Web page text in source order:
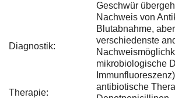
Geschwür
Diagnostik:
Nachweis von
Blutabnahme,
verschiedenste
mikrobiologische
Immunfluoreszenz)
Therapie:
antibiotische